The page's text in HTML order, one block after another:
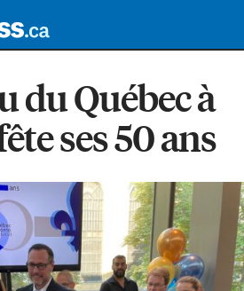
du Québec à
ses 50 ans